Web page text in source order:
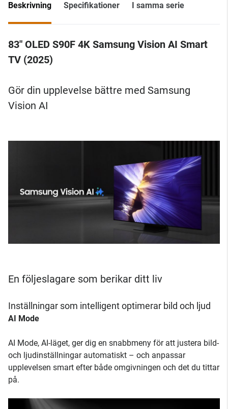
Beskrivning Specifikationer I samma serie
83" OLED S90F 4K Samsung Vision AI Smart
TV (2025)
Gör din upplevelse bättre med Samsung
Vision AI
En följeslagare som berikar ditt liv
Inställningar som intelligent optimerar bild och ljud
AI Mode
AI Mode, AI-läget, ger dig en snabbmeny för att justera bild-
och ljudinställningar automatiskt – och anpassar
upplevelsen smart efter både omgivningen och det du tittar
på.